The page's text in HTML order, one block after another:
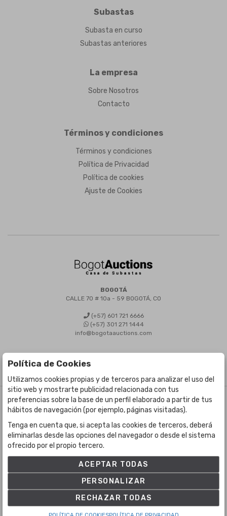
Subastas
Subasta en curso
Subastas anteriores
La empresa
Sobre Nosotros
Contacto
Términos y condiciones
Términos y condiciones
Política de Privacidad
Política de cookies
Ajuste de Cookies
BOGOTÁ
CALLE 70 # 10a - 59 BOGOTÁ, CO
(+57) 601 721 6666
(+57) 301 271 1444
info@bogotaauctions.com
©Bogota Auctions- Todos los derechos reservados
Desarrollado por Labelgrup Networks.
Política de Cookies
Utilizamos cookies propias y de terceros para analizar el uso del
sitio web y mostrarte publicidad relacionada con tus
preferencias sobre la base de un perfil elaborado a partir de tus
hábitos de navegación (por ejemplo, páginas visitadas).
Tenga en cuenta que, si acepta las cookies de terceros, deberá
eliminarlas desde las opciones del navegador o desde el sistema
ofrecido por el propio tercero.
ACEPTAR TODAS
PERSONALIZAR
RECHAZAR TODAS